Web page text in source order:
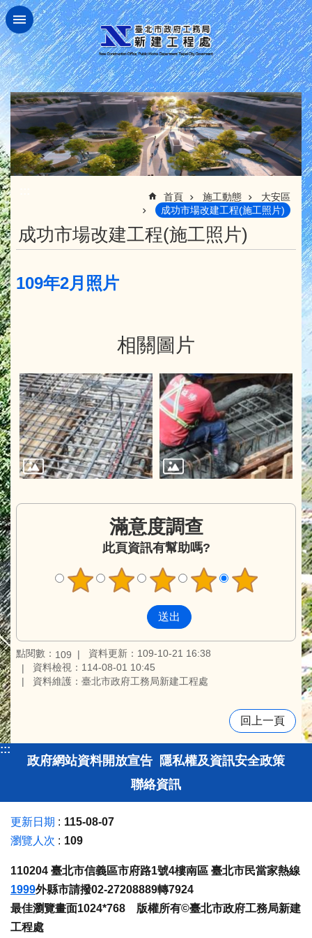
跳到主要內容區塊
首頁 施工動態
大安區
成功市場改建工程(施工照片)
成功市場改建工程(施工照片)
109年2月照片
相關圖片
滿意度調查
此頁資訊有幫助嗎?
點閱數： 109
資料更新：109-10-21 16:38
資料檢視：114-08-01 10:45
資料維護：臺北市政府工務局新建工程處
回上一頁
:::
政府網站資料開放宣告 隱私權及資訊安全政策
聯絡資訊
更新日期
115-08-07
瀏覽人次
109
110204 臺北市信義區市府路1號4樓南區 臺北市民當家熱線
1999外縣市請撥02-27208889轉7924
最佳瀏覽畫面1024*768 版權所有©臺北市政府工務局新建
工程處